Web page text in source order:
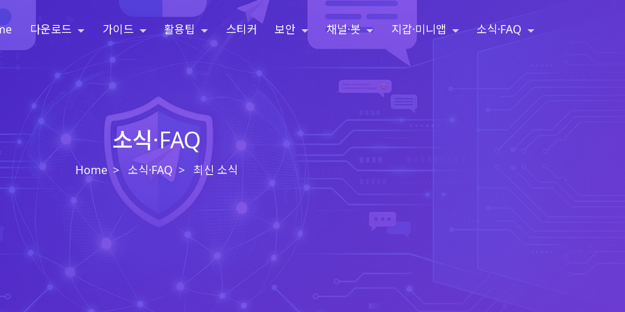
다운로드 가이드 활용팁 스티커 보안 채널·봇 지갑·미니앱 소식·FAQ
소식·FAQ
Home 소식·FAQ 최신 소식